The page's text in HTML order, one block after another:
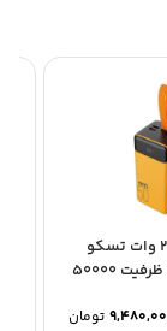
پاوربانک 22.5 وات تسکو
مدل TP 5001 ظرفیت 50000
تومان